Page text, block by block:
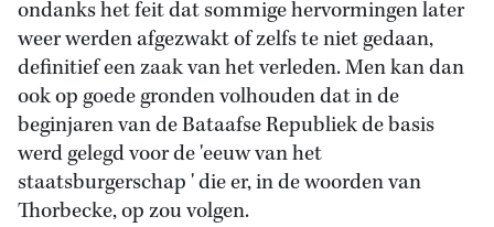
ondanks het feit dat sommige hervormingen later
weer werden afgezwakt of zelfs te niet gedaan,
definitief een zaak van het verleden. Men kan dan
ook op goede gronden volhouden dat in de
beginjaren van de Bataafse Republiek de basis
werd gelegd voor de 'eeuw van het
staatsburgerschap ' die er, in de woorden van
Thorbecke, op zou volgen.